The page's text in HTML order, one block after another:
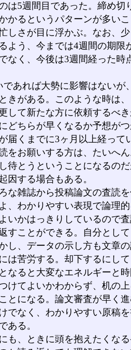
は5週間目であった。締め切
かるというパターンが多い
しさが目に浮かぶ。なお、
よう、今までは4週間の期限
なく、今後は3週間経った時
あれば大勢に影響はないが
きがある。このような時は
して新たな方に依頼するべ
どちらが早くなるか予想が
届くまでに3ヶ月以上経って
をお願いする方は、たいへ
待とうということになるの
因する場合もある。
な雑誌から投稿論文の査読
、わかりやすい表現で論理
いかはっきりしているので
すことができる。自分とし
し、データの示し方も文章
は苦労する。却下するにし
なると大変なエネルギーと
けてよいかわからず、机の
とになる。論文審査が早く
でなく、わかりやすい原稿
ある。
も、ときに頭を抱えたくな